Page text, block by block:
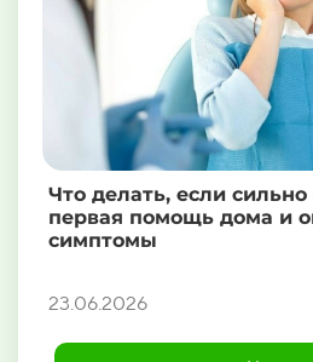
Что делать, если сильно
первая помощь дома и
симптомы
23.06.2026